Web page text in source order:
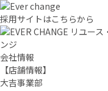
採用サイトはこちらから
リユー
ンジ
会社情報
【店舗情報】
大吉事業部